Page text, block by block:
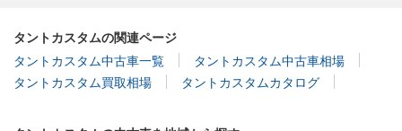
タントカスタム中古車一覧
タントカスタム買取相場
タントカスタムカタログ